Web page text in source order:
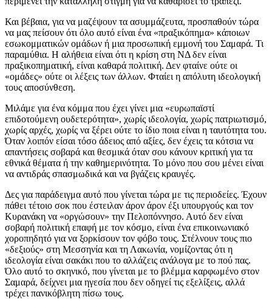
Και βέβαια, για να μαζέψουν τα ασυμμάζευτα, προσπαθούν τώρα
να μας πείσουν ότι όλο αυτό είναι ένα «πραξικόπημα» κάποιων
εσωκομματικών ομάδων ή μια προσωπική εμμονή του Σαμαρά. Τι
παραμύθια. Η αλήθεια είναι ότι η κρίση στη ΝΔ δεν είναι
πραξικοπηματική, είναι καθαρά πολιτική. Δεν φταίνε ούτε οι
«ομάδες» ούτε οι λέξεις των άλλων. Φταίει η απόλυτη ιδεολογική
τους αποσύνθεση.
Μιλάμε για ένα κόμμα που έχει γίνει μια «ευρωπαϊστί
επιδοτούμενη ουδετερότητα», χωρίς ιδεολογία, χωρίς πατριωτισμό,
χωρίς αρχές, χωρίς να ξέρει ούτε το ίδιο ποια είναι η ταυτότητα του.
Όταν λοιπόν είσαι τόσο άδειος από αξίες, δεν έχεις τα κότσια να
απαντήσεις σοβαρά και θεσμικά όταν σου κάνουν κριτική για τα
εθνικά θέματα ή την καθημερινότητα. Το μόνο που σου μένει είναι
να αντιδράς σπασμωδικά και να βγάζεις κραυγές.
Δες για παράδειγμα αυτό που γίνεται τώρα με τις περιοδείες. Έχουν
πάθει τέτοιο σοκ που έστειλαν άρον άρον έξι υπουργούς και τον
Κυρανάκη να «οργώσουν» την Πελοπόννησο. Αυτό δεν είναι
σοβαρή πολιτική επαφή με τον κόσμο, είναι ένα επικοινωνιακό
χοροπηδητό για να ξορκίσουν τον φόβο τους. Στέλνουν τους πιο
«δεξιούς» στη Μεσσηνία και τη Λακωνία, νομίζοντας ότι η
ιδεολογία είναι σακάκι που το αλλάζεις ανάλογα με το πού πας.
Όλο αυτό το σκηνικό, που γίνεται με το βλέμμα καρφωμένο στον
Σαμαρά, δείχνει μια ηγεσία που δεν οδηγεί τις εξελίξεις, αλλά
τρέχει πανικόβλητη πίσω τους.